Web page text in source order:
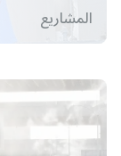
المشاريع